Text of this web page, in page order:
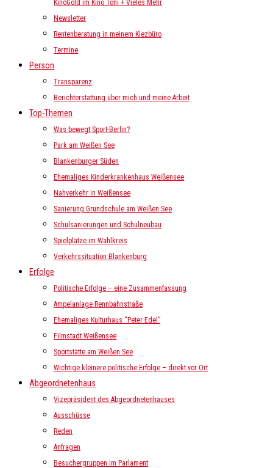
KinoGold im Kino Toni + Vieles Mehr
Newsletter
Rentenberatung in meinem Kiezbüro
Termine
Person
Transparenz
Berichterstattung über mich und meine Arbeit
Top-Themen
Was bewegt Sport-Berlin?
Park am Weißen See
Blankenburger Süden
Ehemaliges Kinderkrankenhaus Weißensee
Nahverkehr in Weißensee
Sanierung Grundschule am Weißen See
Schulsanierungen und Schulneubau
Spielplätze im Wahlkreis
Verkehrssituation Blankenburg
Erfolge
Politische Erfolge – eine Zusammenfassung
Ampelanlage Rennbahnstraße
Ehemaliges Kulturhaus “Peter Edel”
Filmstadt Weißensee
Sportstätte am Weißen See
Wichtige kleinere politische Erfolge – direkt vor Ort
Abgeordnetenhaus
Vizepräsident des Abgeordnetenhauses
Ausschüsse
Reden
Anfragen
Besuchergruppen im Parlament